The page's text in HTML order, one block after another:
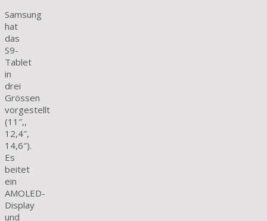
Samsung
hat
das
S9-
Tablet
in
drei
Grössen
vorgestellt
(11″,,
12,4″,
14,6″).
Es
beitet
ein
AMOLED-
Display
und